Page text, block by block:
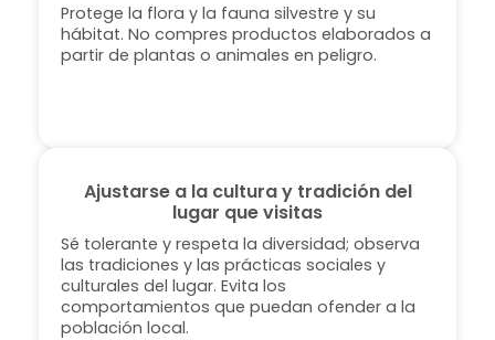
Protege la flora y la fauna silvestre y su
hábitat. No compres productos elaborados a
partir de plantas o animales en peligro.
Ajustarse a la cultura y tradición del
lugar que visitas
Sé tolerante y respeta la diversidad; observa
las tradiciones y las prácticas sociales y
culturales del lugar. Evita los
comportamientos que puedan ofender a la
población local.